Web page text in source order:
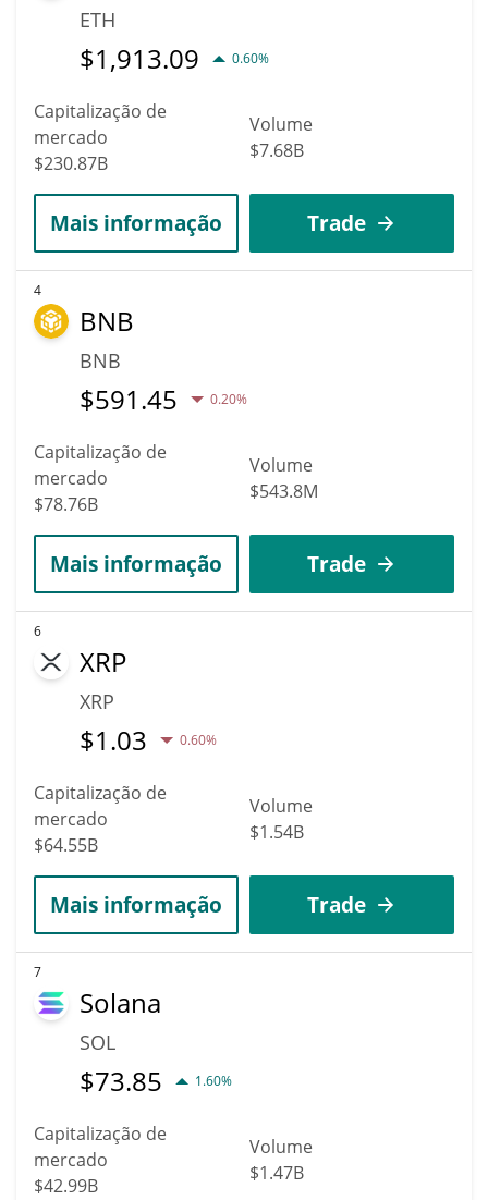
ETH
$1,913.09 0.60%
Capitalização de
mercado
$230.87B
Volume
$7.68B
Mais informação Trade
4
BNB
BNB
$591.45 0.20%
Capitalização de
mercado
$78.76B
Volume
$543.8M
Mais informação Trade
6
XRP
XRP
$1.03 0.60%
Capitalização de
mercado
$64.55B
Volume
$1.54B
Mais informação Trade
7
Solana
SOL
$73.85 1.60%
Capitalização de
mercado
$42.99B
Volume
$1.47B